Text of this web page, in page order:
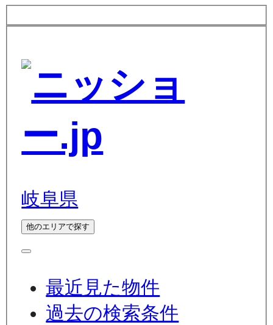
岐阜県
他のエリアで探す
最近見た物件
過去の検索条件